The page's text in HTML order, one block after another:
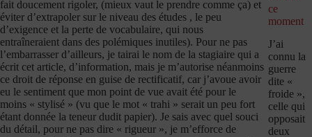
fait doucement rigoler, (mieux vaut le prendre comme ça) et
éviter d’extrapoler sur le niveau des études , le peu
d’exigence et la perte de vocabulaire, qui nous
entraîneraient dans des polémiques inutiles). Pour ne pas
l’embarrasser d’ailleurs, je tairai le nom de la stagiaire qui a
écrit cet article, d’information, mais je m’autorise néanmoins
ce droit de réponse en guise de rectificatif, car j’avoue avoir
eu le sentiment que mon point de vue avait été pour le
moins « stylisé » (vu que le mot « trahi » serait un peu fort
étant donnée la teneur dudit papier). Je sais avec quel souci
du détail, pour ne pas dire « rigueur », je m’efforce de
ce
moment
J’ai
connu la
guerre
dite «
froide »,
celle qui
opposait
deux